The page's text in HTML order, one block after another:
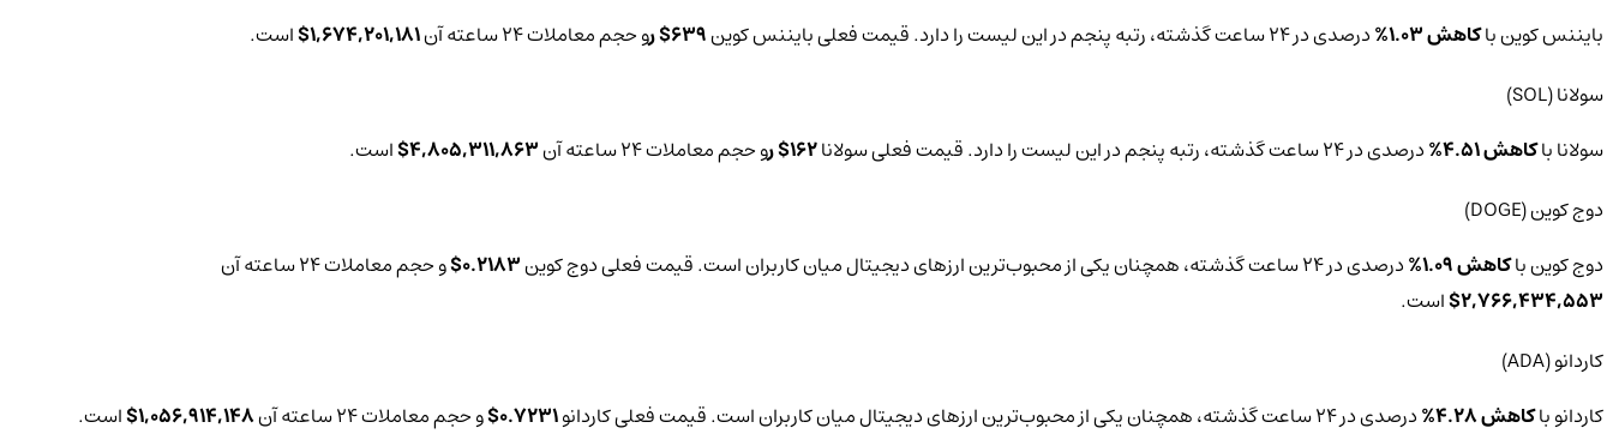
بایننس کوین باکاهش 1.03% درصدی در 24 ساعت گذشته، رتبه پنجم در این لیست را دارد.‌ قیمت فعلی بایننس کوین 639$ ر و حجم معاملات 24 ساعته آن 1,674,201,181$ است.
سولانا (SOL)
سولانا باکاهش 4.51% درصدی در 24 ساعت گذشته، رتبه پنجم در این لیست را دارد.‌ قیمت فعلی سولانا 162$ ر و حجم معاملات 24 ساعته آن 4,805,311,863$ است.
دوج‌ کوین (DOGE)
دوج‌ کوین باکاهش 1.09% درصدی در 24 ساعت گذشته، همچنان یکی از محبوب‌ترین ارزهای دیجیتال میان کاربران است. قیمت فعلی دوج‌ کوین‌ 0.2183$ و حجم معاملات 24 ساعته آن
2,766,434,553$ است.
کاردانو (ADA)
کاردانو باکاهش 4.28% درصدی در 24 ساعت گذشته، همچنان یکی از محبوب‌ترین ارزهای دیجیتال میان کاربران است. قیمت فعلی کاردانو‌ 0.7231$ و حجم معاملات 24 ساعته آن 1,056,914,148$ است.